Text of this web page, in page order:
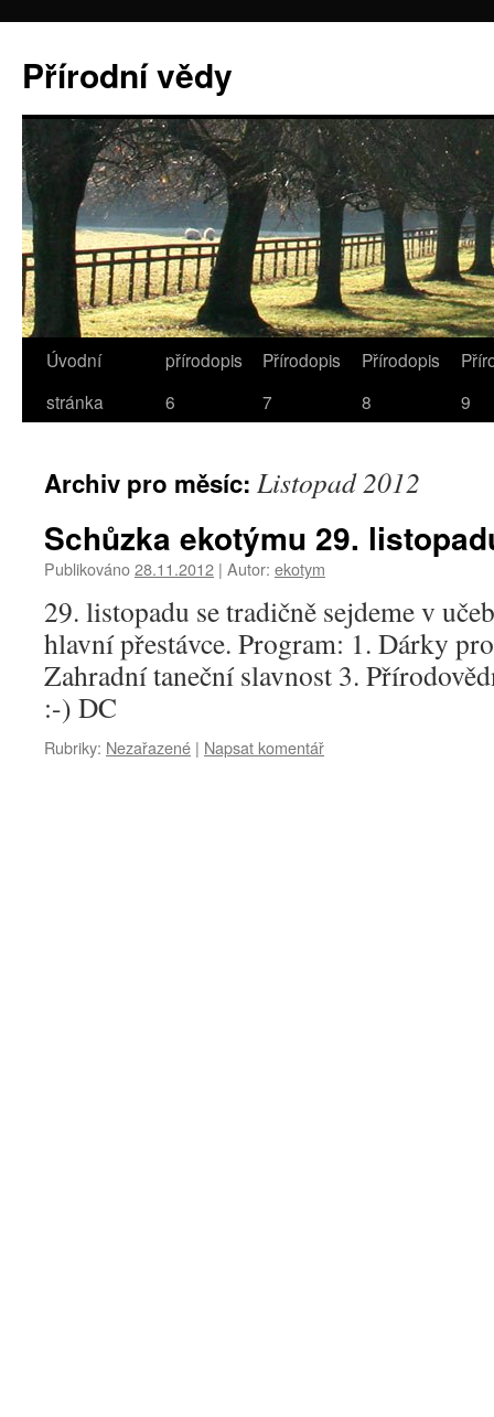
Přírodní vědy
Úvodní
stránka
přírodopis
6
Přírodopis
7
Přírodopis
8
9
Archiv pro měsíc: Listopad 2012
Schůzka ekotýmu 29.
Publikováno28.11.2012 | Autor: ekotym
29. listopadu se tradičně sejdeme v
hlavní přestávce. Program: 1. Dárky
Zahradní taneční slavnost 3.
:-) DC
Rubriky: Nezařazené | Napsat komentář